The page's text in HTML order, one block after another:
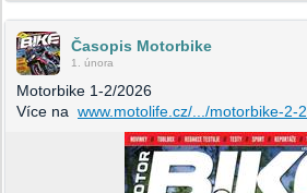
Časopis Motorbike
1. února
Motorbike 1-2/2026
Více na www.motolife.cz/.../motorbike-2-